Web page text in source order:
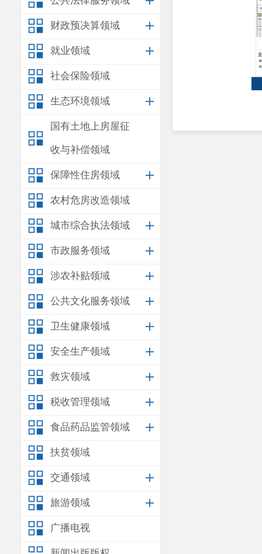
财政预决算领域
就业领域
社会保险领域
生态环境领域
国有土地上房屋征
收与补偿领域
保障性住房领域
农村危房改造领域
城市综合执法领域
市政服务领域
涉农补贴领域
公共文化服务领域
卫生健康领域
安全生产领域
救灾领域
税收管理领域
食品药品监管领域
扶贫领域
交通领域
旅游领域
广播电视